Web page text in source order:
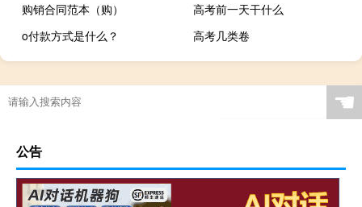
购销合同范本（购）
高考前一天干什么
o付款方式是什么？
高考几类卷
☚
公告